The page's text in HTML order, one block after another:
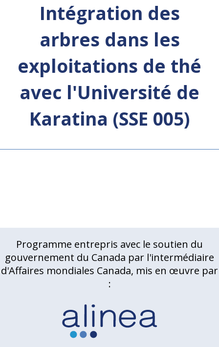
Intégration des
arbres dans les
exploitations de thé
avec l'Université de
Karatina (SSE 005)
Programme entrepris avec le soutien du
gouvernement du Canada par l'intermédiaire
d'Affaires mondiales Canada, mis en œuvre par
: